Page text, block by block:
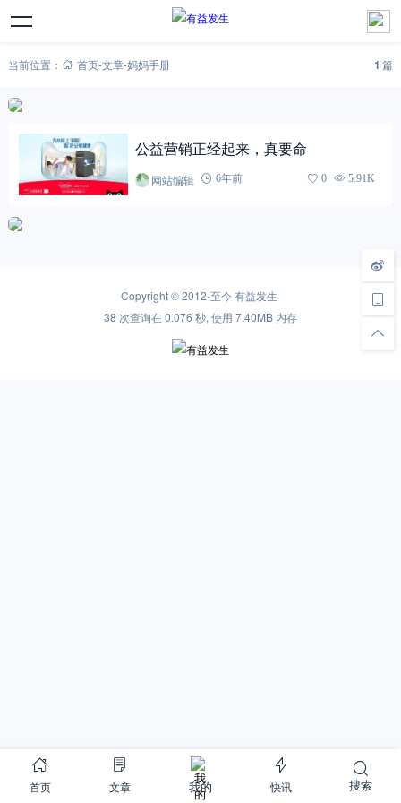
当前位置： 首页-文章-妈妈手册 1 篇
公益营销正经起来，真要命
网站编辑 6年前 0 5.91K
Copyright © 2012-至今有益发生
38 次查询在 0.076 秒, 使用 7.40MB 内存
首页 文章 我的 快讯 搜索